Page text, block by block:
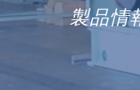
製品情